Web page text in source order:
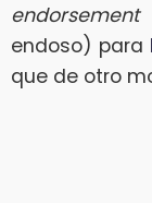
endorsement
endoso) para
que de otro